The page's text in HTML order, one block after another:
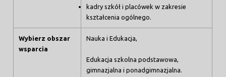
kadry szkół i placówek w zakresie
kształcenia ogólnego.
Wybierz obszar
wsparcia
Nauka i Edukacja,
Edukacja szkolna podstawowa,
gimnazjalna i ponadgimnazjalna.